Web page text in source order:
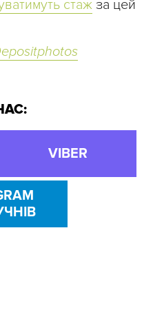
стаж за цей
VIBER